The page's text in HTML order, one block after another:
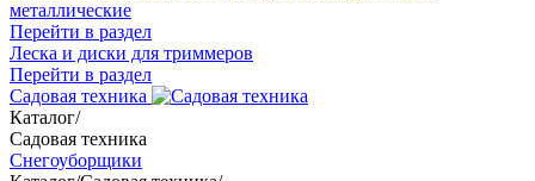
металлические
Перейти в раздел
Леска и диски для триммеров
Перейти в раздел
Садовая техника
Каталог/
Садовая техника
Снегоуборщики